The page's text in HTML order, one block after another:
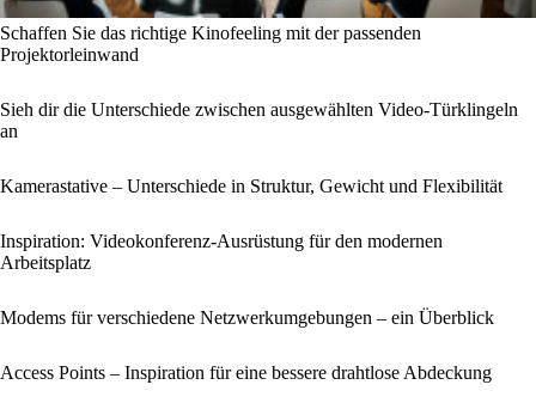
Schaffen Sie das richtige Kinofeeling mit der passenden
Projektorleinwand
Sieh dir die Unterschiede zwischen ausgewählten Video-Türklingeln
an
Kamerastative – Unterschiede in Struktur, Gewicht und Flexibilität
Inspiration: Videokonferenz-Ausrüstung für den modernen
Arbeitsplatz
Modems für verschiedene Netzwerkumgebungen – ein Überblick
Access Points – Inspiration für eine bessere drahtlose Abdeckung